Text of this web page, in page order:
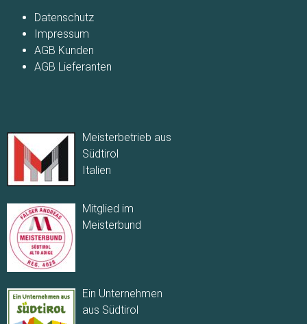
überspringen
Datenschutz
Impressum
AGB Kunden
AGB Lieferanten
Meisterbetrieb aus
Südtirol
Italien
Mitglied im
Meisterbund
Ein Unternehmen
aus Südtirol